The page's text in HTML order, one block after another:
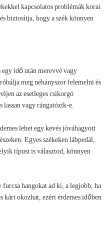
kapcsolatos problémák korai
biztosítja, hogy a szék könnyen
egy idő után merevvé vagy
meg néhányszor felemelni és
az esetleges csikorgó
lassan vagy rángatózik-e.
lehet egy kevés jóváhagyott
Egyes székeken lábpedál,
típust is választod, könnyen
furcsa hangokat ad ki, a legjobb, ha
okozhat, ezért érdemes időben